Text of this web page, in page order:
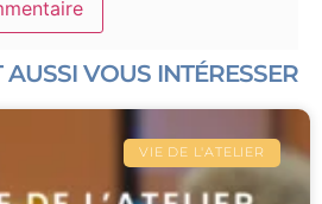
VOUS INTÉRESSER
VIE DE L'ATELIER